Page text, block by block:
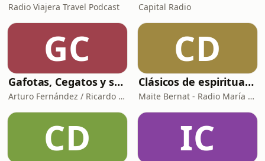
Radio Viajera Travel Podcast Capital Radio
GC
Gafotas, Cegatos y sus Aparatos - Podcast
Arturo Fernández / Ricardo Abad
CD
Clásicos de espiritualidad: El arte de aprovechar nuestras faltas
Maite Bernat - Radio María España
CD IC